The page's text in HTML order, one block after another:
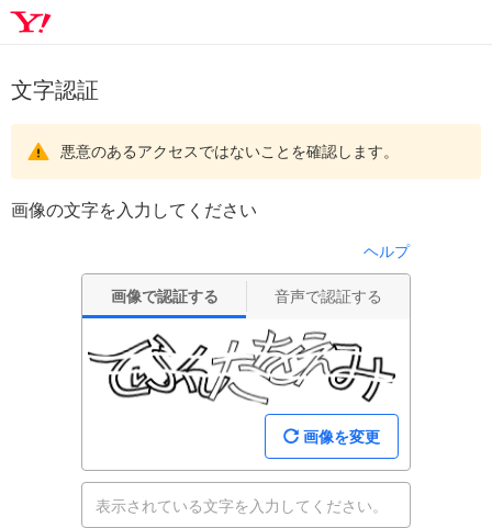
文字認証
悪意のあるアクセスではないことを確認します。
画像の文字を入力してください
ヘルプ
画像で認証する 音声で認証する
画像を変更